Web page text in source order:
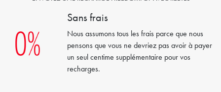
Sans frais
Nous assumons tous les frais parce que nous
pensons que vous ne devriez pas avoir à payer
un seul centime supplémentaire pour vos
recharges.